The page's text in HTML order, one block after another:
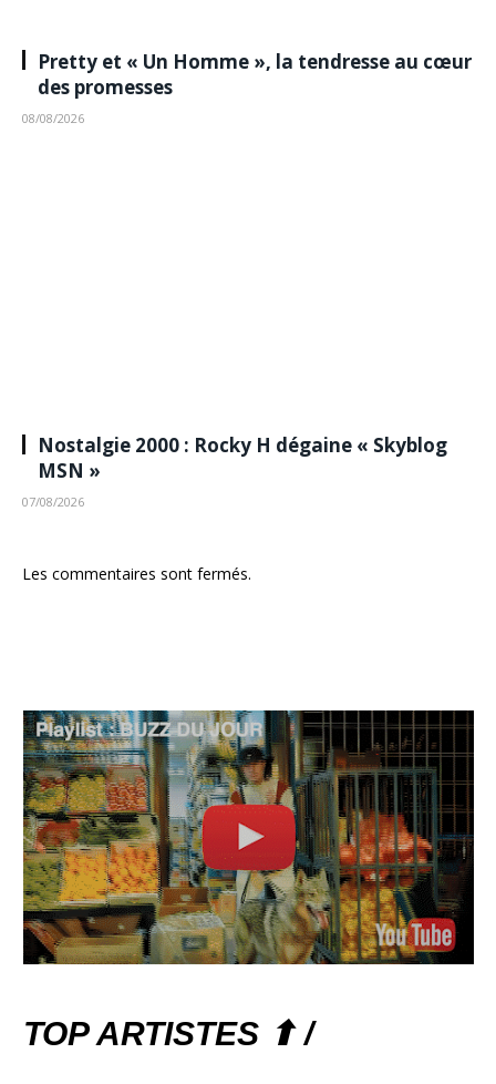
Pretty et « Un Homme », la tendresse au cœur
des promesses
08/08/2026
Nostalgie 2000 : Rocky H dégaine « Skyblog
MSN »
07/08/2026
Les commentaires sont fermés.
TOP ARTISTES ⬆ /